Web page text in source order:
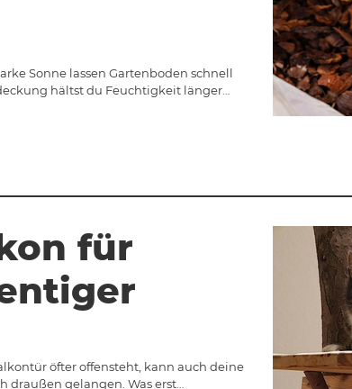
Sonne lassen Gartenboden schnell
hältst du Feuchtigkeit länger…
für
öfter offensteht, kann auch deine
gelangen. Was erst…